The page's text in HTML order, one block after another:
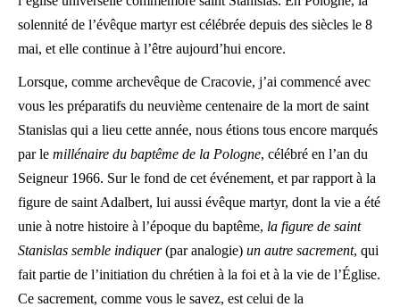
solennité de l’évêque martyr est célébrée depuis des siècles le 8
mai, et elle continue à l’être aujourd’hui encore.
Lorsque, comme archevêque de Cracovie, j’ai commencé avec
vous les préparatifs du neuvième centenaire de la mort de saint
Stanislas qui a lieu cette année, nous étions tous encore marqués
par le millénaire du baptême de la Pologne, célébré en l’an du
Seigneur 1966. Sur le fond de cet événement, et par rapport à la
figure de saint Adalbert, lui aussi évêque martyr, dont la vie a été
unie à notre histoire à l’époque du baptême, la figure de saint
Stanislas semble indiquer(par analogie) un autre sacrement, qui
fait partie de l’initiation du chrétien à la foi et à la vie de l’Église.
Ce sacrement, comme vous le savez, est celui de la